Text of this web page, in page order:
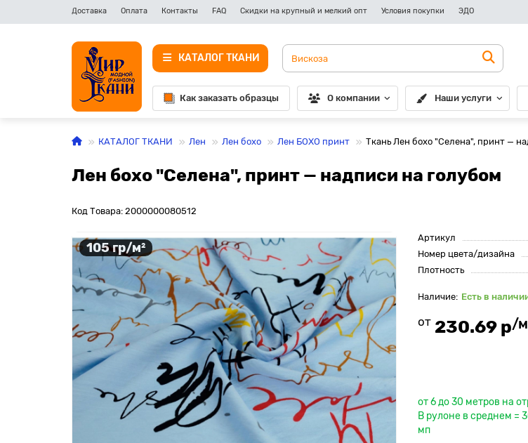
Доставка Оплата Контакты FAQ Скидки на крупный и мелкий опт Условия покупки ЭДО
КАТАЛОГ ТКАНИ
Как заказать образцы О компании Наши услуги
КАТАЛОГ ТКАНИ Лен Лен бохо Лен БОХО принт Ткань Лен бохо "Селена", принт —
Лен бохо "Селена", принт — надписи на голубом
Код Товара: 2000000080512
105 гр/м²
Артикул
Номер цвета/дизайна
Плотность
Есть в
от 230.69 р/
от 6 до 30 метров на
В рулоне в среднем =
мп